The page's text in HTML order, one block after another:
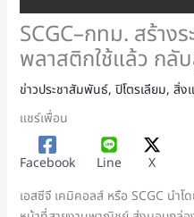
SCGC–กทม. สร้า
พลาสติกใช้แล้ว กลั
ข่าวประชาสัมพันธ์, ปิโตรเลียม, สิ่ง
แชร์เพื่อน
Facebook Line
X
เอสซีจี เคมิคอลส์ หรือ SCGC นำโ